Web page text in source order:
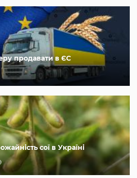
продавати в ЄС
сої в Україні